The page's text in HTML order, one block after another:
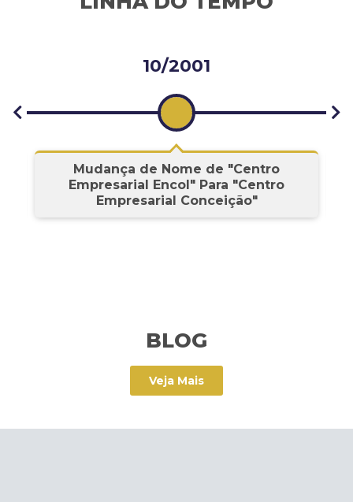
10/2001
Mudança de Nome de "Centro
Empresarial Encol" Para "Centro
Empresarial Conceição"
BLOG
Veja Mais